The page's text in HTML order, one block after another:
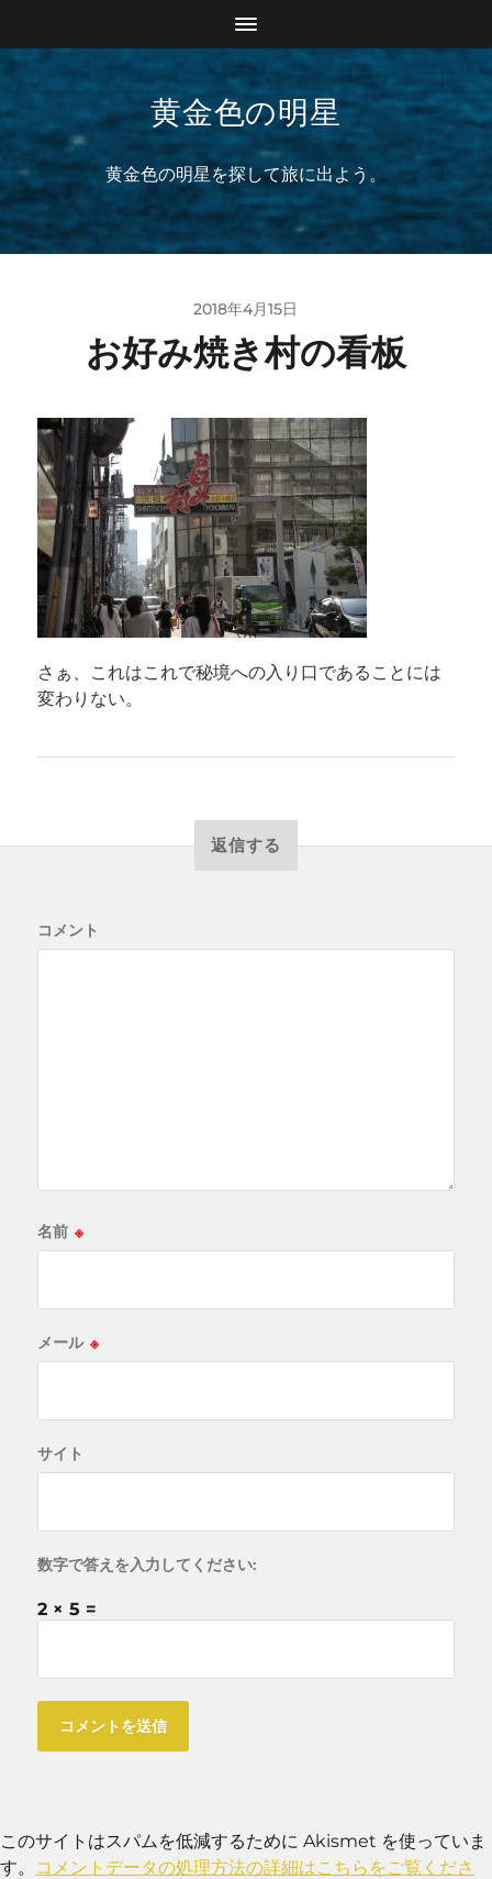
黄金色の明星
黄金色の明星を探して旅に出よう。
2018年4月15日
お好み焼き村の看板
さぁ、これはこれで秘境への入り口であることには
変わりない。
返信する
コメント
名前 ※
メール ※
サイト
数字で答えを入力してください:
2 × 5 =
このサイトはスパムを低減するために Akismet を使っていま
す。
コメントデータの処理方法の詳細はこちらをご覧くださ